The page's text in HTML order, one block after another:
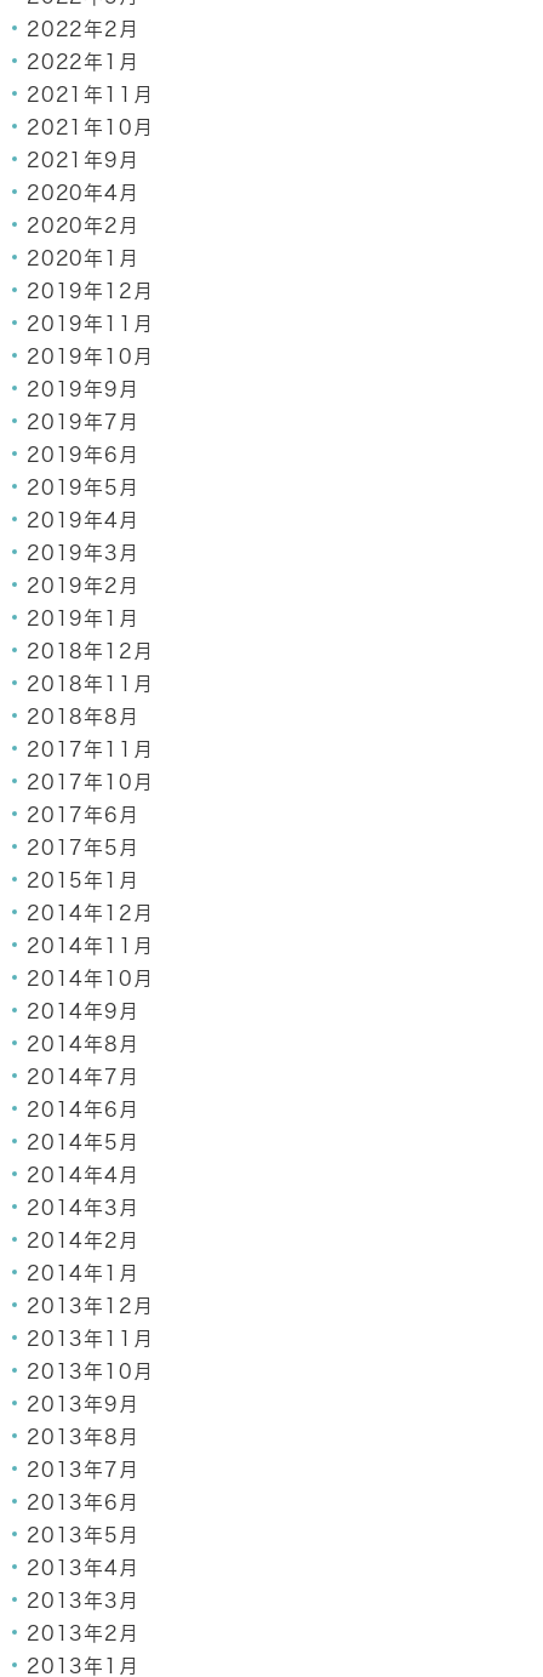
2022年2月
2022年1月
2021年11月
2021年10月
2021年9月
2020年4月
2020年2月
2020年1月
2019年12月
2019年11月
2019年10月
2019年9月
2019年7月
2019年6月
2019年5月
2019年4月
2019年3月
2019年2月
2019年1月
2018年12月
2018年11月
2018年8月
2017年11月
2017年10月
2017年6月
2017年5月
2015年1月
2014年12月
2014年11月
2014年10月
2014年9月
2014年8月
2014年7月
2014年6月
2014年5月
2014年4月
2014年3月
2014年2月
2014年1月
2013年12月
2013年11月
2013年10月
2013年9月
2013年8月
2013年7月
2013年6月
2013年5月
2013年4月
2013年3月
2013年2月
2013年1月